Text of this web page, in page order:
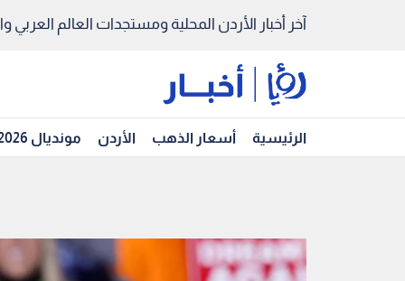
آخر أخبار الأردن المحلية ومستجدات العالم العربي
الرئيسية أسعار الذهب الأردن مونديال 2026